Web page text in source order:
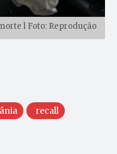
l Foto: Reprodução
recall